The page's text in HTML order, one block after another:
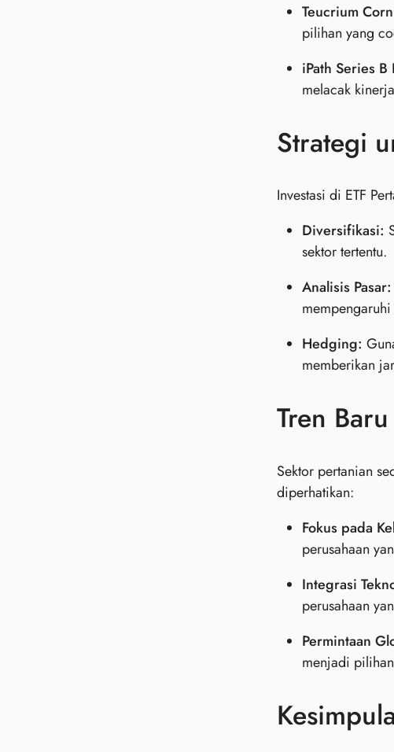
Teucrium
pilihan yang
iPath Series
melacak
Strategi
Investasi di ETF
Diversifikasi:
sektor tertentu.
Analisis Pasar:
Hedging:
memberikan
Tren
Sektor pertanian
diperhatikan:
Fokus pada
perusahaan
Integrasi
perusahaan
Permintaan
menjadi